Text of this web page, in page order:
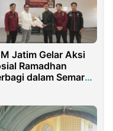
Jatim Gelar Aksi
Ramadhan
dalam Semarak